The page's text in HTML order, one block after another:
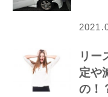
リー
定や
の！